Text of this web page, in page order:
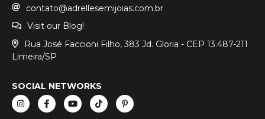
contato@adrellesemijoias.com.br
Visit our Blog!
Rua José Faccioni Filho, 383 Jd. Gloria - CEP 13.487-211
Limeira/SP
SOCIAL NETWORKS